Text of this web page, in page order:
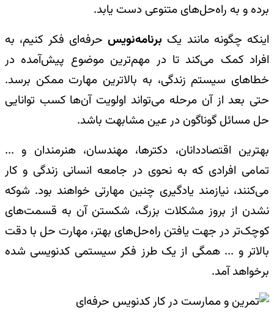
برده و به راه‌حل‌های متنوعی دست یابد.
اینکه چگونه مانند یک برنامه‌نویس حرفه‌ای فکر کنیم، به
افراد کمک می‌کند تا در مهم‌ترین موضوع پیش‌آمده در
خطاهای سیستم زندگی، به بالاترین مهارت ممکن برسد.
حتی بعد از آن مرحله می‌تواند اولویت آن‌ها کسب توانایی
حل مسائل گوناگون در عین مشابهت باشد.
بهترین اقتصاددانان، دکترها، مهندسان، هنرمندان و ...
تمامی افرادی که به نحوی در جامعه انسانی زندگی و کار
می‌کنند، نیازمند یادگیری چنین مهارتی خواهند بود. شوکه
نشدن از بروز مشکلات بزرگ، شکستن آن به قسمت‌های
کوچک‌تر در جهت یافتن راه‌حل‌های بهتر، مهارت حل با دقت
بالاتر و ... همگی از یک طرز فکر سیستمی کدنویسی شده
برخواهد آمد.